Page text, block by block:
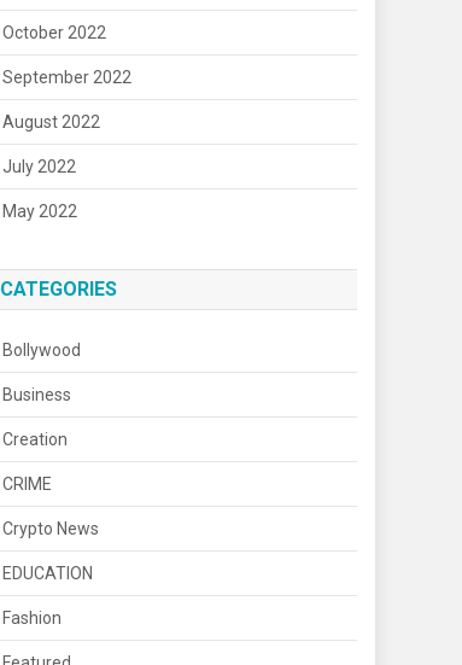
October 2022
September 2022
August 2022
July 2022
May 2022
CATEGORIES
Bollywood
Business
Creation
CRIME
Crypto News
EDUCATION
Fashion